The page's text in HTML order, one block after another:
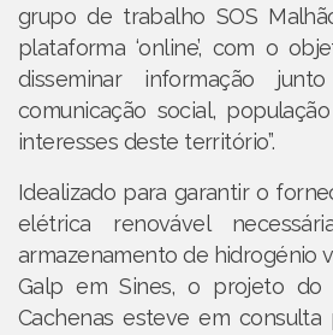
grupo de trabalho SOS
plataforma ‘online’, com o
disseminar informação
comunicação social,
interesses deste território”.
Idealizado para garantir o
elétrica renovável
armazenamento de hidrogénio
Galp em Sines, o projeto do
Cachenas esteve em